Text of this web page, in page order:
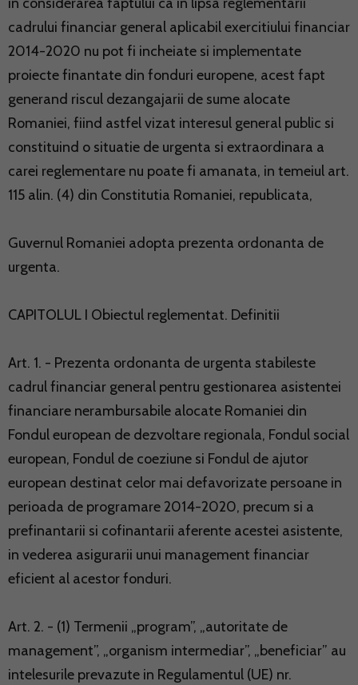
cadrului financiar general aplicabil exercitiului financiar
2014-2020 nu pot fi incheiate si implementate
proiecte finantate din fonduri europene, acest fapt
generand riscul dezangajarii de sume alocate
Romaniei, fiind astfel vizat interesul general public si
constituind o situatie de urgenta si extraordinara a
carei reglementare nu poate fi amanata, in temeiul art.
115 alin. (4) din Constitutia Romaniei, republicata,
Guvernul Romaniei adopta prezenta ordonanta de
urgenta.
CAPITOLUL I Obiectul reglementat. Definitii
Art. 1. - Prezenta ordonanta de urgenta stabileste
cadrul financiar general pentru gestionarea asistentei
financiare nerambursabile alocate Romaniei din
Fondul european de dezvoltare regionala, Fondul social
european, Fondul de coeziune si Fondul de ajutor
european destinat celor mai defavorizate persoane in
perioada de programare 2014-2020, precum si a
prefinantarii si cofinantarii aferente acestei asistente,
in vederea asigurarii unui management financiar
eficient al acestor fonduri.
Art. 2. - (1) Termenii „program”, „autoritate de
management”, „organism intermediar”, „beneficiar” au
intelesurile prevazute in Regulamentul (UE) nr.